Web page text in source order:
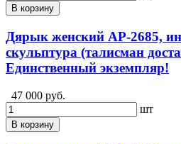
В корзину
Дярык женский АР-2685,
скульптура (талисман
Единственный экземпляр!
47 000 руб.
шт
В корзину